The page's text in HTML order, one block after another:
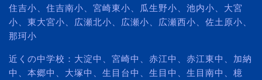
住吉小、住吉南小、宮崎東小、瓜生野小、池内小、大宮
小、東大宮小、広瀬北小、広瀬小、広瀬西小、佐土原小、
那珂小
近くの中学校：大淀中、宮崎中、赤江中、赤江東中、加納
中、本郷中、大塚中、生目台中、生目中、生目南中、檍